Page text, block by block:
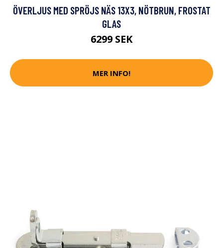
ÖVERLJUS MED SPRÖJS NÄS 13X3, NÖTBRUN, FROSTAT
GLAS
6299 SEK
MER INFO!